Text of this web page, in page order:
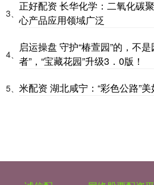
3、
正好配资 长华化学：二氧化碳
心产品应用领域广泛
4、
启运操盘 守护“椿萱园”的，不
者”，“宝藏花园”升级3．0版！
5、 米配资 湖北咸宁：“彩色公路”